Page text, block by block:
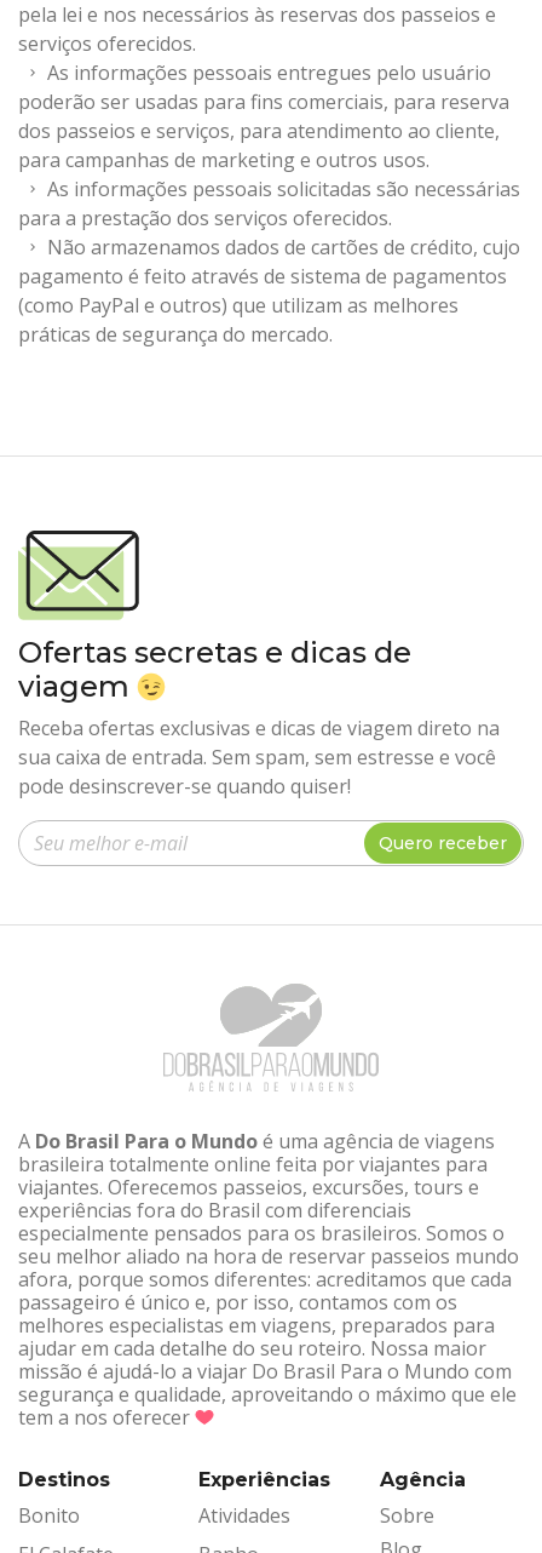
pela lei e nos necessários às reservas dos passeios e
serviços oferecidos.
As informações pessoais entregues pelo usuário
poderão ser usadas para fins comerciais, para reserva
dos passeios e serviços, para atendimento ao cliente,
para campanhas de marketing e outros usos.
As informações pessoais solicitadas são necessárias
para a prestação dos serviços oferecidos.
Não armazenamos dados de cartões de crédito, cujo
pagamento é feito através de sistema de pagamentos
(como PayPal e outros) que utilizam as melhores
práticas de segurança do mercado.
Ofertas secretas e dicas de
viagem
Receba ofertas exclusivas e dicas de viagem direto na
sua caixa de entrada. Sem spam, sem estresse e você
pode desinscrever-se quando quiser!
Insira seu e-mail
Quero receber
A Do Brasil Para o Mundoé uma agência de viagens
brasileira totalmente online feita por viajantes para
viajantes. Oferecemos passeios, excursões, tours e
experiências fora do Brasil com diferenciais
especialmente pensados para os brasileiros. Somos o
seu melhor aliado na hora de reservar passeios mundo
afora, porque somos diferentes: acreditamos que cada
passageiro é único e, por isso, contamos com os
melhores especialistas em viagens, preparados para
ajudar em cada detalhe do seu roteiro. Nossa maior
missão é ajudá-lo a viajar Do Brasil Para o Mundo com
segurança e qualidade, aproveitando o máximo que ele
tem a nos oferecer
Destinos
Bonito
Experiências
Atividades
Agência
Sobre